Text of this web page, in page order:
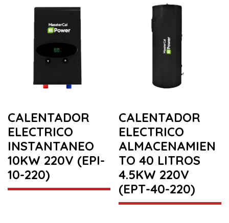
CALENTADOR
ELECTRICO
INSTANTANEO
10KW 220V (EPI-
10-220)
CALENTADOR
ELECTRICO
ALMACENAMIEN
TO 40 LITROS
4.5KW 220V
(EPT-40-220)